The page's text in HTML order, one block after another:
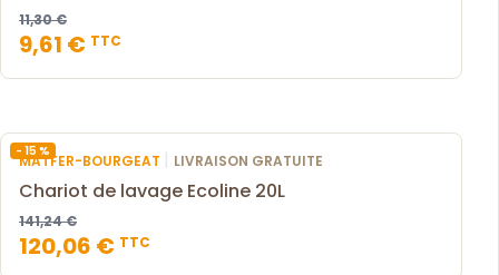
11,30 €
9,61 € TTC
- 15 %
MATFER-BOURGEAT | LIVRAISON GRATUITE
Chariot de lavage Ecoline 20L
141,24 €
120,06 € TTC